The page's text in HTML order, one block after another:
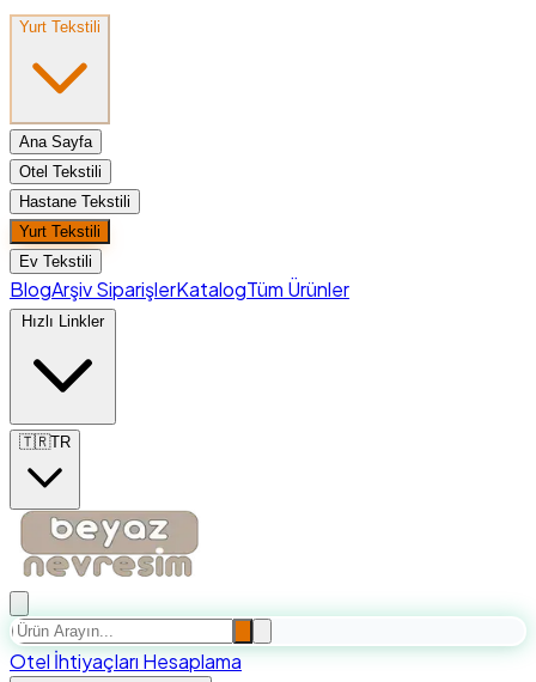
Yurt Tekstili
Ana Sayfa
Otel Tekstili
Hastane Tekstili
Yurt Tekstili
Ev Tekstili
BlogArşiv SiparişlerKatalogTüm Ürünler
Hızlı Linkler
🇹🇷TR
Otel İhtiyaçları Hesaplama